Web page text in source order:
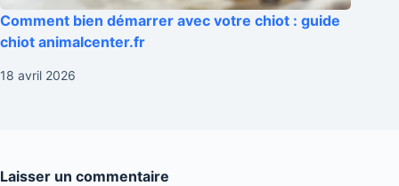
Comment bien démarrer avec votre chiot : guide
chiot animalcenter.fr
18 avril 2026
Laisser un commentaire